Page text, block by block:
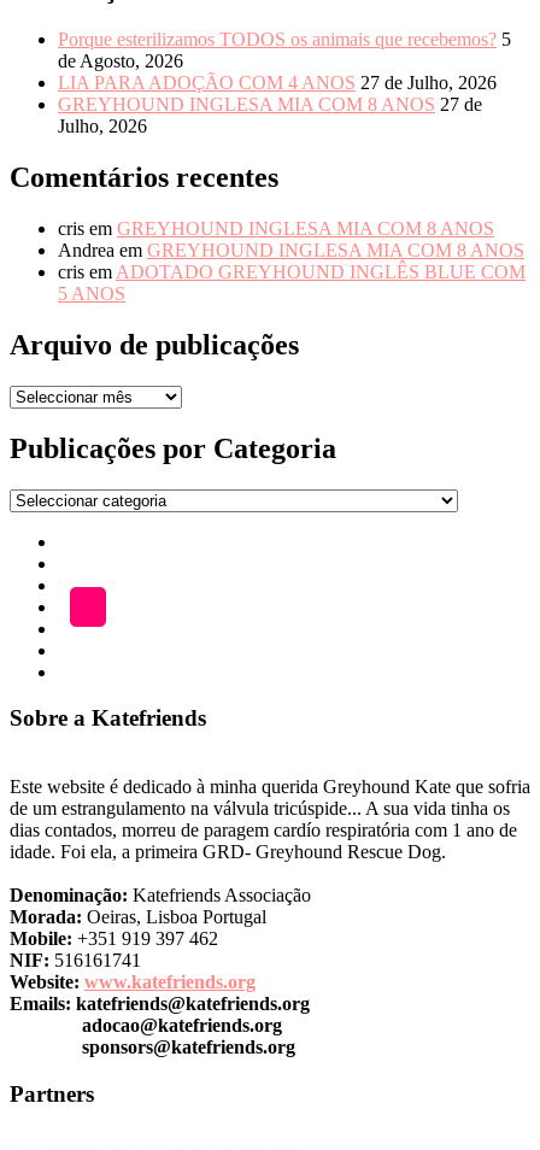
Porque esterilizamos TODOS os animais que recebemos? 5
de Agosto, 2026
LIA PARA ADOÇÃO COM 4 ANOS 27 de Julho, 2026
GREYHOUND INGLESA MIA COM 8 ANOS 27 de
Julho, 2026
Comentários recentes
cris em GREYHOUND INGLESA MIA COM 8 ANOS
Andrea em GREYHOUND INGLESA MIA COM 8 ANOS
cris em ADOTADO GREYHOUND INGLÊS BLUE COM
5 ANOS
Arquivo de publicações
Arquivo
publicações
Publicações por Categoria
Publicações
Categoria
ADOÇÃO
LOJA
Sobre a Katefriends
Este website é dedicado à minha querida Greyhound Kate que sofria
de um estrangulamento na válvula tricúspide... A sua vida tinha os
dias contados, morreu de paragem cardío respiratória com 1 ano de
idade. Foi ela, a primeira GRD- Greyhound Rescue Dog.
Denominação: Katefriends Associação
Morada: Oeiras, Lisboa Portugal
Mobile: +351 919 397 462
NIF: 516161741
Website: www.katefriends.org
Emails: katefriends@katefriends.org
adocao@katefriends.org
sponsors@katefriends.org
Partners